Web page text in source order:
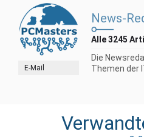
E-Mail
News-
Alle 3245
Die
Themen der